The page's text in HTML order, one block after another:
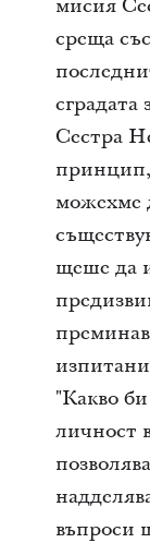
мисия
среща
Сестра
принцип,
можехме
щеше да
"Какво
личност
въпроси